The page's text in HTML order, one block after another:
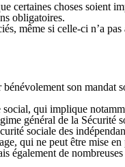
certaines choses soient
obligatoires.
, même si celle-ci n’a
son
social, qui implique
général de la Sécurité
sociale des
, qui ne peut être mise
de